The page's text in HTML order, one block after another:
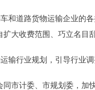
道路货物运输企业的各
扩大收费范围、巧立名目
行业规划，引导行业调
计委、市规划委，加快